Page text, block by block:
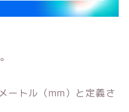
ートル（mm）と定義さ